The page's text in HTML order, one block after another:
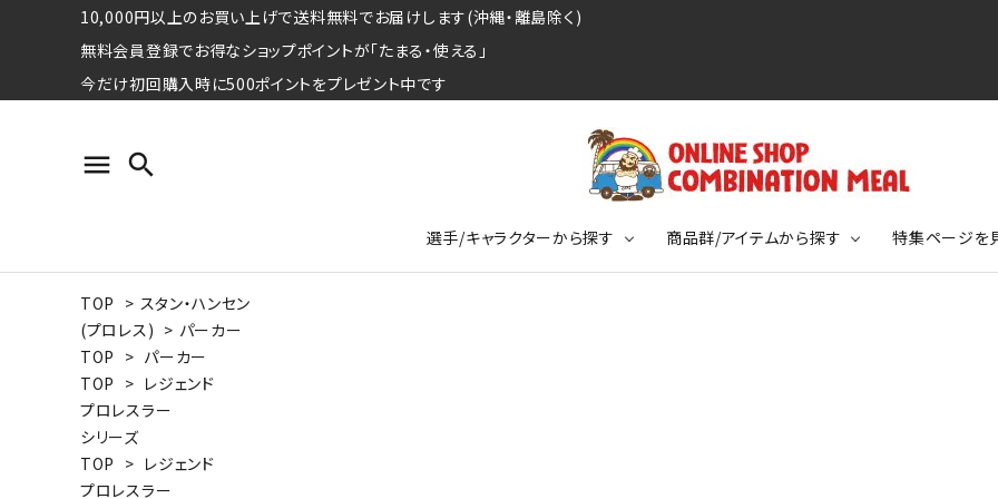
10,000円以上のお買い上げで送料無料でお届けします(沖縄・離島除く)
無料会員登録でお得なショップポイントが「たまる・使える」
今だけ初回購入時に500ポイントをプレゼント中です
menu search
選手/キャラクターから探す
プロ野球選手コレクション
日本プロサッカー選手会シリーズ
水泳競技選手コレクション
商品群/アイテムから探す
Tシャツ
パーカー
期間限定販売アイテム
特集ページを
特集ページ
ウォーレン･クロマティ
特集ページ
競走馬コレクション
TOP > スタン・ハンセン
(プロレス) > パーカー
TOP > パーカー
TOP > レジェンド
プロレスラー
シリーズ
TOP > レジェンド
プロレスラー